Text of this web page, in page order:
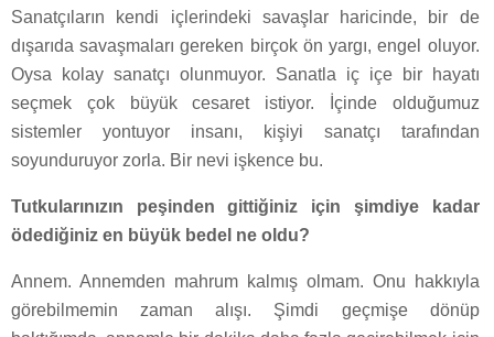
Sanatçıların kendi içlerindeki savaşlar haricinde, bir de
dışarıda savaşmaları gereken birçok ön yargı, engel oluyor.
Oysa kolay sanatçı olunmuyor. Sanatla iç içe bir hayatı
seçmek çok büyük cesaret istiyor. İçinde olduğumuz
sistemler yontuyor insanı, kişiyi sanatçı tarafından
soyunduruyor zorla. Bir nevi işkence bu.
Tutkularınızın peşinden gittiğiniz için şimdiye kadar
ödediğiniz en büyük bedel ne oldu?
Annem. Annemden mahrum kalmış olmam. Onu hakkıyla
görebilmemin zaman alışı. Şimdi geçmişe dönüp